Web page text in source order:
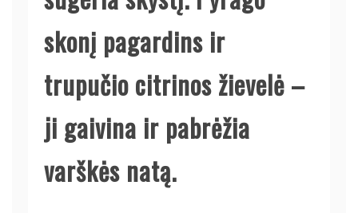
skonį pagardins ir
trupučio citrinos žievelė –
ji gaivina ir pabrėžia
varškės natą.